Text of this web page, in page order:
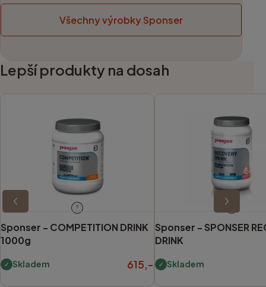
Všechny výrobky Sponser
Lepší produkty na dosah
?
Sponser - COMPETITION DRINK
1000g
Skladem 615,-
Sponser - SPONSER
DRINK
Skladem